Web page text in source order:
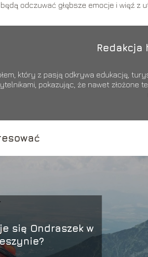
odczuwać głębsze emocje i więź z
Redakcja
który z pasją odkrywa edukację,
pokazując, że nawet złożone
się Ondraszek w